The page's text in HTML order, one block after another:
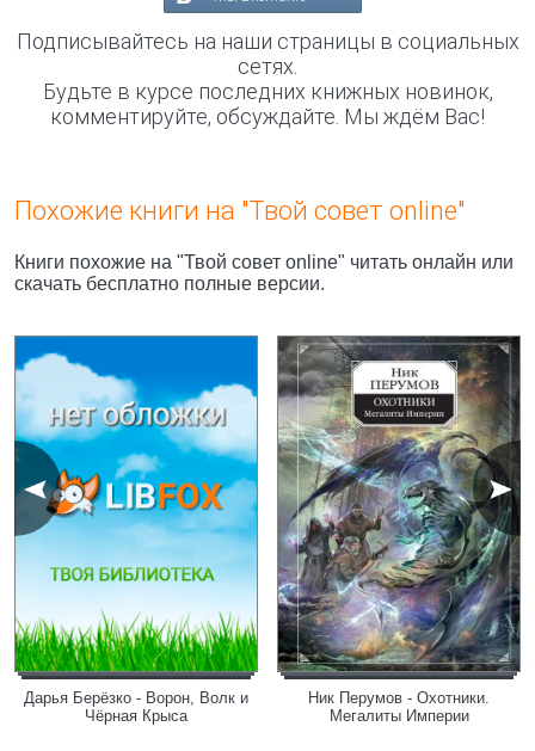
Подписывайтесь на наши страницы в социальных
сетях.
Будьте в курсе последних книжных новинок,
комментируйте, обсуждайте. Мы ждём Вас!
Похожие книги на "Твой совет online"
Книги похожие на "Твой совет online" читать онлайн или
скачать бесплатно полные версии.
Дарья Берёзко - Ворон, Волк и
Чёрная Крыса
Ник Перумов - Охотники.
Мегалиты Империи